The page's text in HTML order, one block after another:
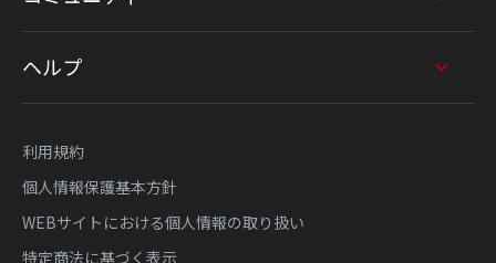
ヘルプ
利用規約
個人情報保護基本方針
WEBサイトにおける個人情報の取り扱い
特定商法に基づく表示